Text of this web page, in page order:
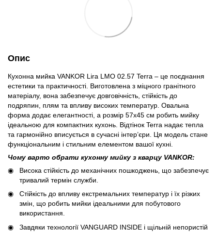
Опис
Кухонна мийка VANKOR Lira LMO 02.57 Terra – це поєднання
естетики та практичності. Виготовлена з міцного гранітного
матеріалу, вона забезпечує довговічність, стійкість до
подряпин, плям та впливу високих температур. Овальна
форма додає елегантності, а розмір 57х45 см робить мийку
ідеальною для компактних кухонь. Відтінок Terra надає тепла
та гармонійно вписується в сучасні інтер’єри. Ця модель стане
функціональним і стильним елементом вашої кухні.
Чому варто обрати кухонну мийку з кварцу VANKOR:
Висока стійкість до механічних пошкоджень, що забезпечує
тривалий термін служби.
Стійкість до впливу екстремальних температур і їх різких
змін, що робить мийки ідеальними для побутового
використання.
Завдяки технології VANGUARD INSIDE і щільній непористій